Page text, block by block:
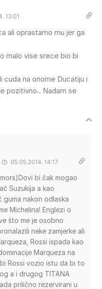
13:01
ali oprastamo mu jer ga
malo vise srece bio bi
cuda na onome Ducatiju i
pozitivno.. Nadam se
05.05.2014. 14:17
bi čak mogao
Suzukija a kao
nakon odlaska
Michelina! Englezi o
što me je osobno
neke zamjerke ali
Rossi ispada kao
Marqueza na
Rossi vozio istu da bi to
a i drugog TITANA
prilično rezervirani u